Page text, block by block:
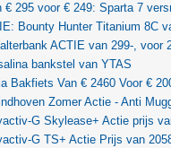
€ 295 voor € 249: Sparta 7
Bounty Hunter Titanium 8C
ACTIE van 299-, voor
bankstel van YTAS
Bakfiets Van € 2460 Voor €
Zomer Actie - Anti
G Skylease+ Actie prijs
G TS+ Actie Prijs van